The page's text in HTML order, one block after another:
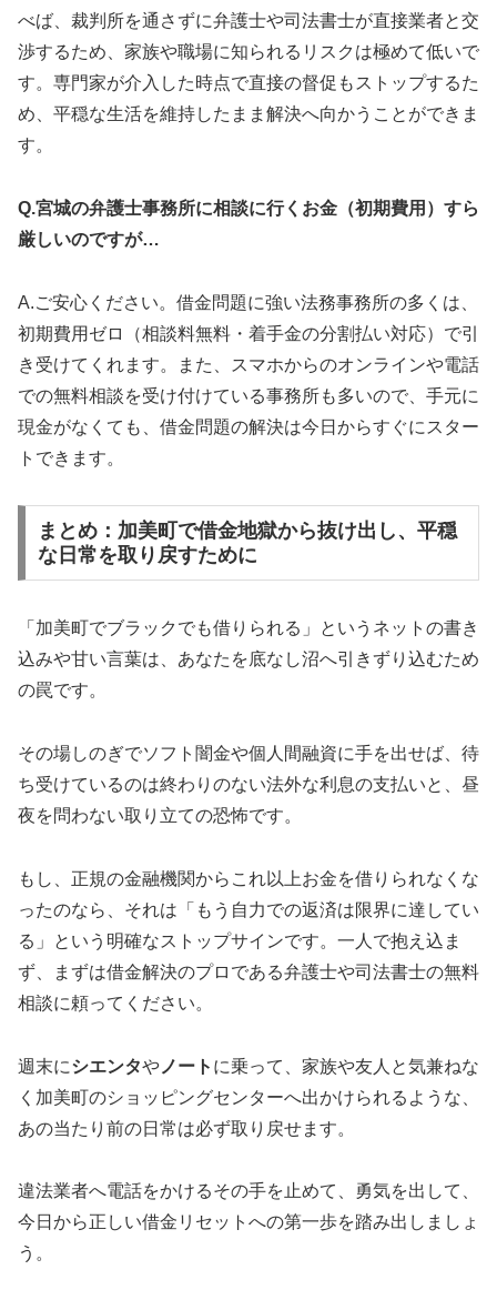
べば、裁判所を通さずに弁護士や司法書士が直接業者と交
渉するため、家族や職場に知られるリスクは極めて低いで
す。専門家が介入した時点で直接の督促もストップするた
め、平穏な生活を維持したまま解決へ向かうことができま
す。
Q.宮城の弁護士事務所に相談に行くお金（初期費用）すら
厳しいのですが…
A.ご安心ください。借金問題に強い法務事務所の多くは、
初期費用ゼロ（相談料無料・着手金の分割払い対応）で引
き受けてくれます。また、スマホからのオンラインや電話
での無料相談を受け付けている事務所も多いので、手元に
現金がなくても、借金問題の解決は今日からすぐにスター
トできます。
まとめ：加美町で借金地獄から抜け出し、平穏
な日常を取り戻すために
「加美町でブラックでも借りられる」というネットの書き
込みや甘い言葉は、あなたを底なし沼へ引きずり込むため
の罠です。
その場しのぎでソフト闇金や個人間融資に手を出せば、待
ち受けているのは終わりのない法外な利息の支払いと、昼
夜を問わない取り立ての恐怖です。
もし、正規の金融機関からこれ以上お金を借りられなくな
ったのなら、それは「もう自力での返済は限界に達してい
る」という明確なストップサインです。一人で抱え込ま
ず、まずは借金解決のプロである弁護士や司法書士の無料
相談に頼ってください。
週末にシエンタや ノート に乗って、家族や友人と気兼ねな
く加美町のショッピングセンターへ出かけられるような、
あの当たり前の日常は必ず取り戻せます。
違法業者へ電話をかけるその手を止めて、勇気を出して、
今日から正しい借金リセットへの第一歩を踏み出しましょ
う。